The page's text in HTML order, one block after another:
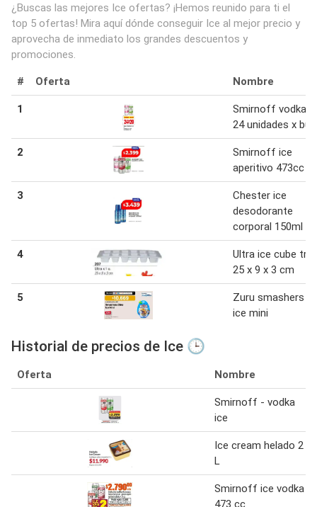
¿Buscas las mejores Ice ofertas? ¡Hemos reunido para ti el
top 5 ofertas! Mira aquí dónde conseguir Ice al mejor precio y
aprovecha de inmediato los grandes descuentos y
promociones.
# Oferta Nombre
1
Smirnoff vodka
24 unidades x
2
Smirnoff ice
aperitivo 473cc
3
Chester ice
desodorante
corporal 150ml
4
Ultra ice cube tray
25 x 9 x 3 cm
5
Zuru smashers
ice mini
Historial de precios de Ice 🕒
Oferta Nombre
Smirnoff - vodka
ice
Ice cream helado 2
L
Smirnoff ice vodka
473 cc